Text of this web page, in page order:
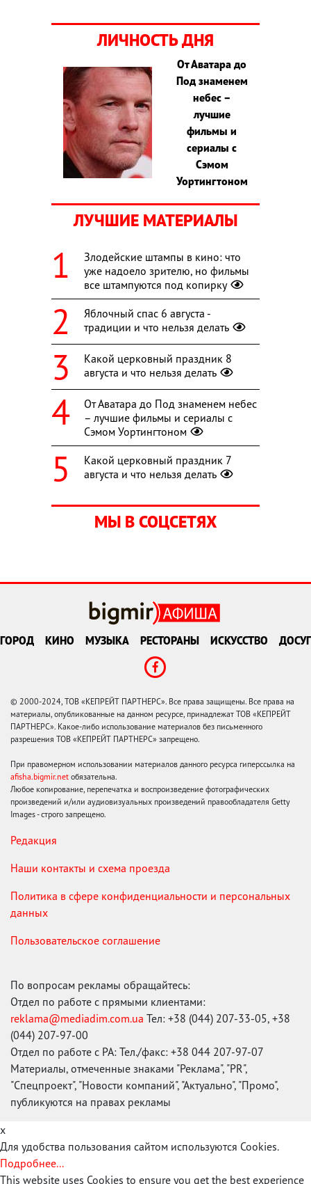
ЛИЧНОСТЬ ДНЯ
От Аватара до
Под знаменем
небес –
лучшие
фильмы и
сериалы с
Сэмом
Уортингтоном
ЛУЧШИЕ МАТЕРИАЛЫ
Злодейские штампы в кино: что
уже надоело зрителю, но фильмы
все штампуются под копирку
Яблочный спас 6 августа -
традиции и что нельзя делать
Какой церковный праздник 8
августа и что нельзя делать
От Аватара до Под знаменем небес
– лучшие фильмы и сериалы с
Сэмом Уортингтоном
Какой церковный праздник 7
августа и что нельзя делать
МЫ В СОЦСЕТЯХ
ГОРОД КИНО МУЗЫКА РЕСТОРАНЫ ИСКУССТВО ДОСУГ
© 2000-2024, ТОВ «КЕПРЕЙТ ПАРТНЕРС». Все права защищены. Все права на
материалы, опубликованные на данном ресурсе, принадлежат ТОВ «КЕПРЕЙТ
ПАРТНЕРС». Какое-либо использование материалов без письменного
разрешения ТОВ «КЕПРЕЙТ ПАРТНЕРС» запрещено.
При правомерном использовании материалов данного ресурса гиперссылка на
afisha.bigmir.net обязательна.
Любое копирование, перепечатка и воспроизведение фотографических
произведений и/или аудиовизуальных произведений правообладателя Getty
Images - строго запрещено.
Редакция
Наши контакты и схема проезда
Политика в сфере конфиденциальности и персональных
данных
Пользовательское соглашение
По вопросам рекламы обращайтесь:
Отдел по работе с прямыми клиентами:
reklama@mediadim.com.ua Тел: +38 (044) 207-33-05, +38
(044) 207-97-00
Отдел по работе с РА: Тел./факс: +38 044 207-97-07
Материалы, отмеченные знаками "Реклама", "PR",
"Спецпроект", "Новости компаний", "Актуально", "Промо",
публикуются на правах рекламы
x
Для удобства пользования сайтом используются Cookies.
Подробнее...
This website uses Cookies to ensure you get the best experience